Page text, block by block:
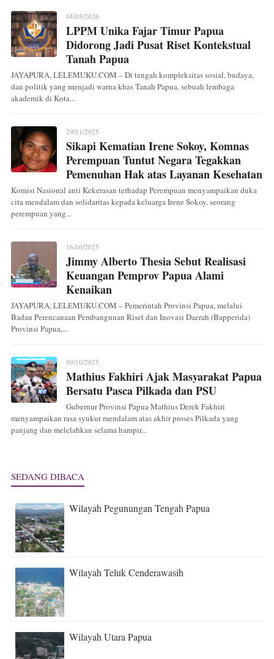
04/05/2026
LPPM Unika Fajar Timur Papua
Didorong Jadi Pusat Riset Kontekstual
Tanah Papua
JAYAPURA, LELEMUKU.COM – Di tengah kompleksitas sosial, budaya,
dan politik yang menjadi warna khas Tanah Papua, sebuah lembaga
akademik di Kota...
29/11/2025
Sikapi Kematian Irene Sokoy, Komnas
Perempuan Tuntut Negara Tegakkan
Pemenuhan Hak atas Layanan Kesehatan
Komisi Nasional anti Kekerasan terhadap Perempuan menyampaikan duka
cita mendalam dan solidaritas kepada keluarga Irene Sokoy, seorang
perempuan yang...
16/10/2025
Jimmy Alberto Thesia Sebut Realisasi
Keuangan Pemprov Papua Alami
Kenaikan
JAYAPURA, LELEMUKU.COM – Pemerintah Provinsi Papua, melalui
Badan Perencanaan Pembangunan Riset dan Inovasi Daerah (Bapperida)
Provinsi Papua,...
09/10/2025
Mathius Fakhiri Ajak Masyarakat Papua
Bersatu Pasca Pilkada dan PSU
Gubernur Provinsi Papua Mathius Derek Fakhiri
menyampaikan rasa syukur mendalam atas akhir proses Pilkada yang
panjang dan melelahkan selama hampir...
SEDANG DIBACA
Wilayah Pegunungan Tengah Papua
Wilayah Teluk Cenderawasih
Wilayah Utara Papua